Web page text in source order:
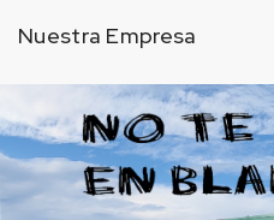
Nuestra Empresa